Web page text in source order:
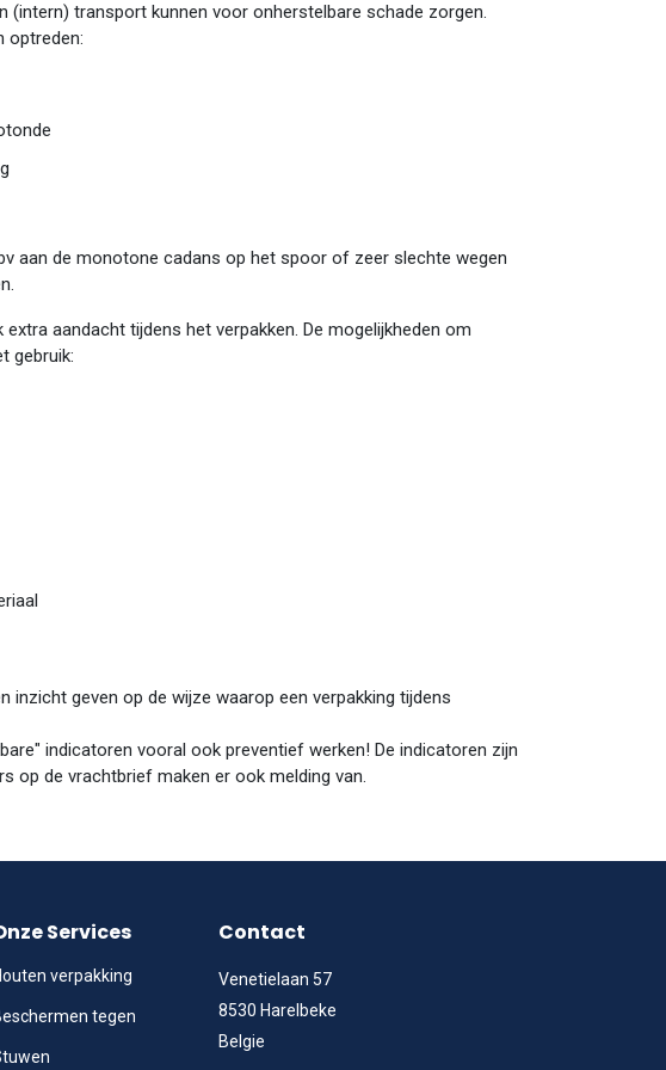
(intern) transport kunnen voor onherstelbare schade zorgen.
optreden:
aan de monotone cadans op het spoor of zeer slechte wegen
aandacht tijdens het verpakken. De mogelijkheden om
gebruik:
geven op de wijze waarop een verpakking tijdens
indicatoren vooral ook preventief werken! De indicatoren zijn
op de vrachtbrief maken er ook melding van.
Services
verpakking
tegen
Contact
Venetielaan 57
8530 Harelbeke
Belgie